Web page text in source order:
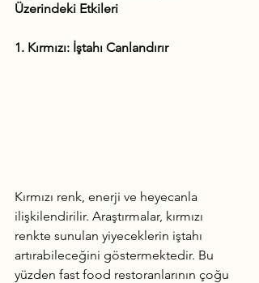
Üzerindeki Etkileri
1. Kırmızı: İştahı Canlandırır
Kırmızı renk, enerji ve heyecanla
ilişkilendirilir. Araştırmalar, kırmızı
renkte sunulan yiyeceklerin iştahı
artırabileceğini göstermektedir. Bu
yüzden fast food restoranlarının çoğu